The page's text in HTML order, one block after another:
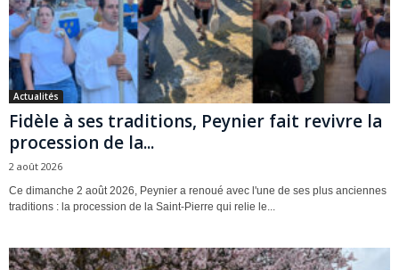
Actualités
Fidèle à ses traditions, Peynier fait revivre la
procession de la...
2 août 2026
Ce dimanche 2 août 2026, Peynier a renoué avec l'une de ses plus anciennes
traditions : la procession de la Saint-Pierre qui relie le...